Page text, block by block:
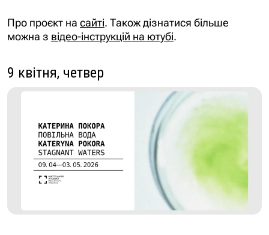
Про проєкт на сайті. Також дізнатися більше
можна з відео-інструкцій на ютубі.
9 квітня, четвер